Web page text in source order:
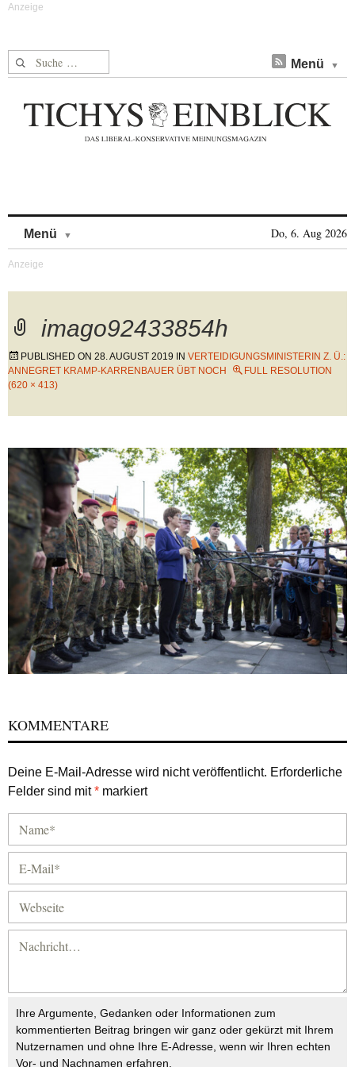
Suche nach: Menü
Menü Do, 6. Aug 2026
imago92433854h
PUBLISHED ON 28. AUGUST 2019 IN VERTEIDIGUNGSMINISTERIN Z. Ü.:
ANNEGRET KRAMP-KARRENBAUER ÜBT NOCH
FULL RESOLUTION
(620 × 413)
KOMMENTARE
Deine E-Mail-Adresse wird nicht veröffentlicht. Erforderliche
Felder sind mit* markiert
Ihre Argumente, Gedanken oder Informationen zum
kommentierten Beitrag bringen wir ganz oder gekürzt mit Ihrem
Nutzernamen und ohne Ihre E-Adresse, wenn wir Ihren echten
Vor- und Nachnamen erfahren.